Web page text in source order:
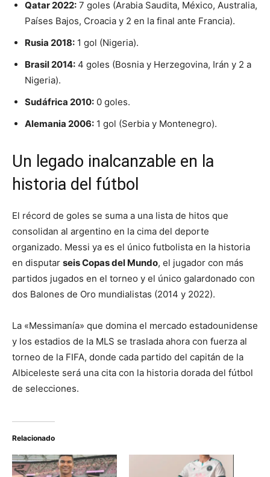
Qatar 2022: 7 goles (Arabia Saudita, México, Australia,
Países Bajos, Croacia y 2 en la final ante Francia).
Rusia 2018: 1 gol (Nigeria).
Brasil 2014: 4 goles (Bosnia y Herzegovina, Irán y 2 a
Nigeria).
Sudáfrica 2010: 0 goles.
Alemania 2006: 1 gol (Serbia y Montenegro).
Un legado inalcanzable en la
historia del fútbol
El récord de goles se suma a una lista de hitos que
consolidan al argentino en la cima del deporte
organizado. Messi ya es el único futbolista en la historia
en disputar seis Copas del Mundo, el jugador con más
partidos jugados en el torneo y el único galardonado con
dos Balones de Oro mundialistas (2014 y 2022).
La «Messimanía» que domina el mercado estadounidense
y los estadios de la MLS se traslada ahora con fuerza al
torneo de la FIFA, donde cada partido del capitán de la
Albiceleste será una cita con la historia dorada del fútbol
de selecciones.
Relacionado